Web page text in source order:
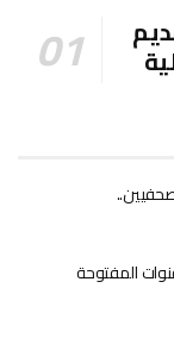
المفتوحة